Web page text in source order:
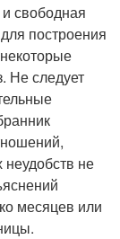
свободная
построения
Не следует
не
месяцев или